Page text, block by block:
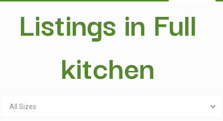
Listings in Full
kitchen
All Sizes